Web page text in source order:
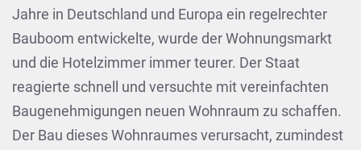
Jahre in Deutschland und Europa ein regelrechter
Bauboom entwickelte, wurde der Wohnungsmarkt
und die Hotelzimmer immer teurer. Der Staat
reagierte schnell und versuchte mit vereinfachten
Baugenehmigungen neuen Wohnraum zu schaffen.
Der Bau dieses Wohnraumes verursacht, zumindest